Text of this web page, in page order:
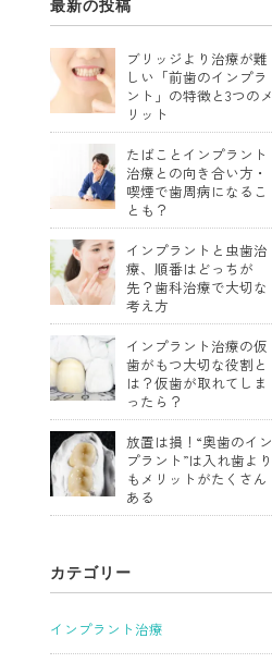
最新の投稿
ブリッジより治療が難
しい「前歯のインプラ
ント」の特徴と3つのメ
リット
たばことインプラント
治療との向き合い方・
喫煙で歯周病になるこ
とも？
インプラントと虫歯治
療、順番はどっちが
先？歯科治療で大切な
考え方
インプラント治療の仮
歯がもつ大切な役割と
は？仮歯が取れてしま
ったら？
放置は損！“奥歯のイン
プラント”は入れ歯より
もメリットがたくさん
ある
カテゴリー
インプラント治療